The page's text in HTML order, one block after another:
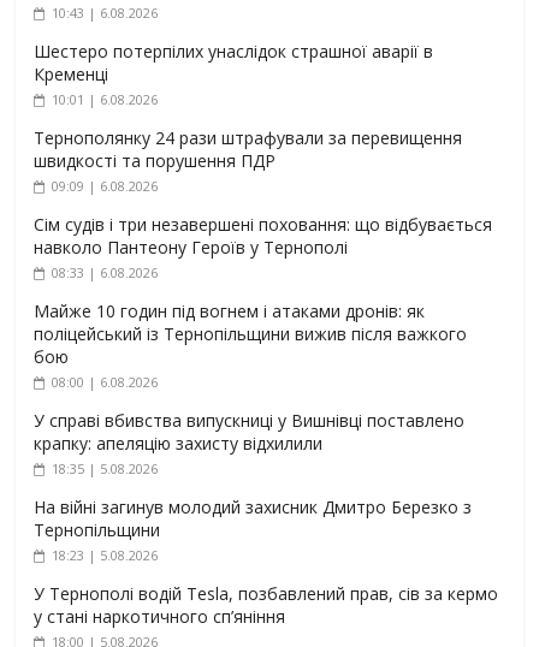
10:43 | 6.08.2026
Шестеро потерпілих унаслідок страшної аварії в
Кременці
10:01 | 6.08.2026
Тернополянку 24 рази штрафували за перевищення
швидкості та порушення ПДР
09:09 | 6.08.2026
Сім судів і три незавершені поховання: що відбувається
навколо Пантеону Героїв у Тернополі
08:33 | 6.08.2026
Майже 10 годин під вогнем і атаками дронів: як
поліцейський із Тернопільщини вижив після важкого
бою
08:00 | 6.08.2026
У справі вбивства випускниці у Вишнівці поставлено
крапку: апеляцію захисту відхилили
18:35 | 5.08.2026
На війні загинув молодий захисник Дмитро Березко з
Тернопільщини
18:23 | 5.08.2026
У Тернополі водій Tesla, позбавлений прав, сів за кермо
у стані наркотичного сп’яніння
18:00 | 5.08.2026